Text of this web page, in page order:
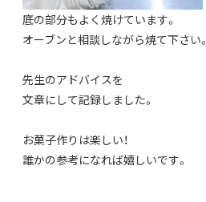
底の部分もよく焼けています。
オーブンと相談しながら焼て下さい。
先生のアドバイスを
文章にして記録しました。
お菓子作りは楽しい！
誰かの参考になれば嬉しいです。